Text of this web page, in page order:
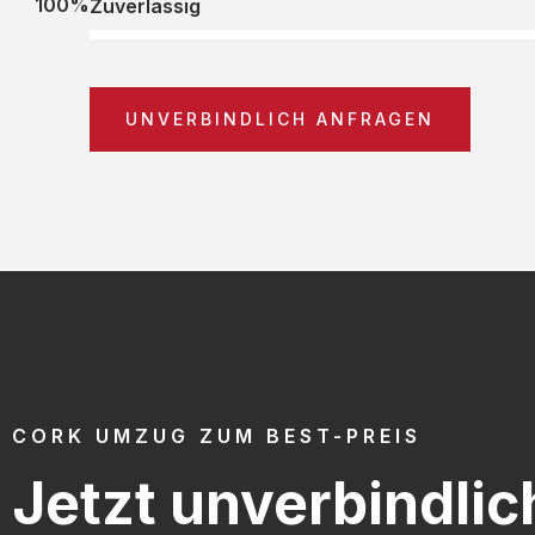
Zuverlässig
UNVERBINDLICH ANFRAGEN
CORK UMZUG ZUM BEST-PREIS
Jetzt